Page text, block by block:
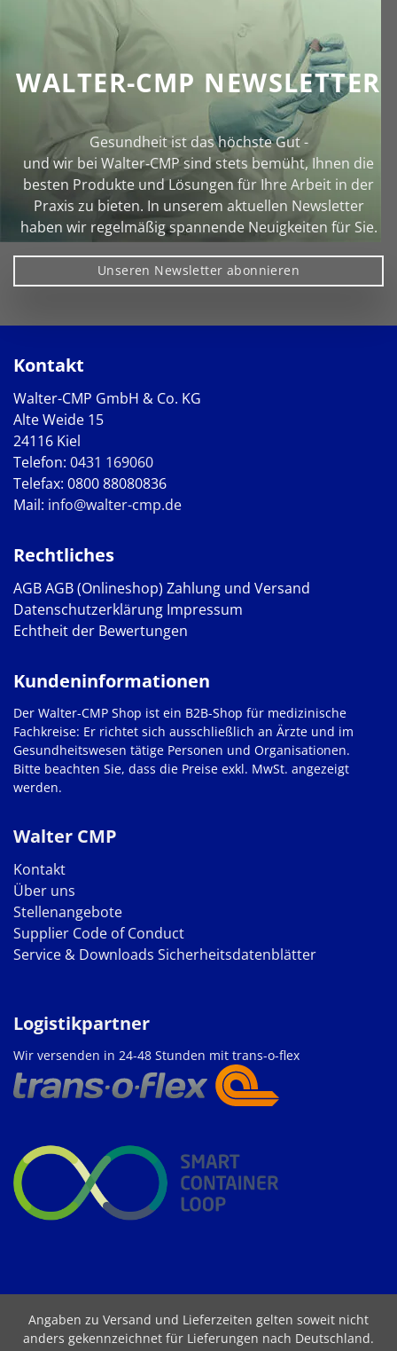
WALTER-CMP NEWSLETTER
Gesundheit ist das höchste Gut -
und wir bei Walter‑CMP sind stets bemüht, Ihnen die
besten Produkte und Lösungen für Ihre Arbeit in der
Praxis zu bieten. In unserem aktuellen Newsletter
haben wir regelmäßig spannende Neuigkeiten für Sie.
Unseren Newsletter abonnieren
Kontakt
Walter-CMP GmbH & Co. KG
Alte Weide 15
24116 Kiel
Telefon: 0431 169060
Telefax: 0800 88080836
Mail: info@walter-cmp.de
Rechtliches
AGBAGB (Onlineshop) Zahlung und Versand
Datenschutzerklärung Impressum
Echtheit der Bewertungen
Walter CMP
Kontakt
Über uns
Stellenangebote
Supplier Code of Conduct
Service & Downloads Sicherheitsdatenblätter
Kundeninformationen
Der Walter-CMP Shop ist ein B2B-Shop für medizinische
Fachkreise: Er richtet sich ausschließlich an Ärzte und im
Gesundheitswesen tätige Personen und Organisationen.
Bitte beachten Sie, dass die Preise exkl. MwSt. angezeigt
werden.
Logistikpartner
Wir versenden in 24-48 Stunden mit trans-o-flex
Angaben zu Versand und Lieferzeiten gelten soweit nicht
anders gekennzeichnet für Lieferungen nach Deutschland.